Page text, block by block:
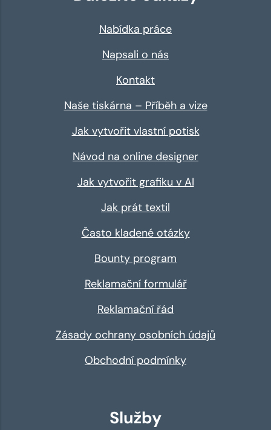
Nabídka práce
Napsali o nás
Kontakt
Naše tiskárna – Příběh a vize
Jak vytvořit vlastní potisk
Návod na online designer
Jak vytvořit grafiku v AI
Jak prát textil
Často kladené otázky
Bounty program
Reklamační formulář
Reklamační řád
Zásady ochrany osobních údajů
Obchodní podmínky
Služby